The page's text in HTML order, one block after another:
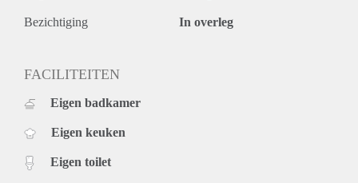
Bezichtiging In overleg
FACILITEITEN
Eigen badkamer
Eigen keuken
Eigen toilet